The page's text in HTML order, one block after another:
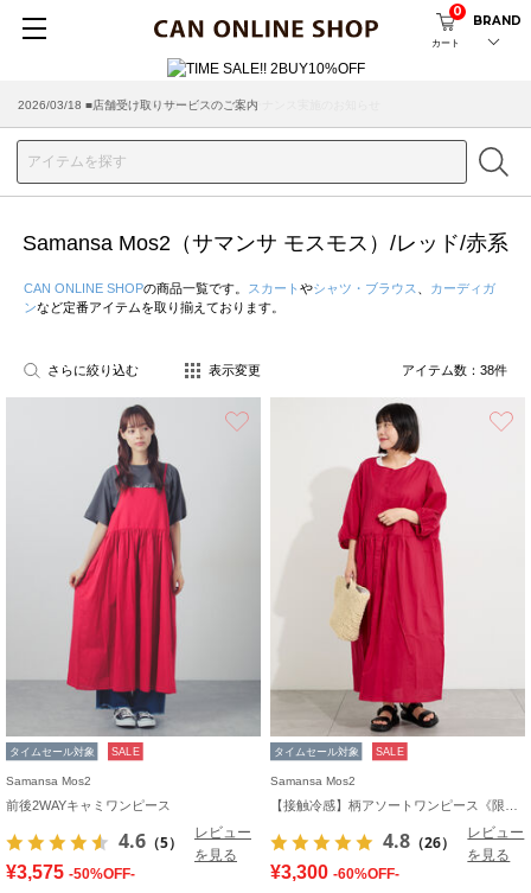
カート
0
BRAND
2026/08/04 ■8/13(木)AM2:00～サイトメンテナンス実施のお知らせ
Samansa Mos2（サマンサ モスモス）/レッド/赤系
CAN ONLINE SHOPの商品一覧です。 スカート やシャツ・ブラウス
カーディガ
ンなど定番アイテムを取り揃えております。
さらに絞り込む 表示変更 アイテム数： 38件
タイムセール対象 SALE
Samansa Mos2
前後2WAYキャミワンピース
4.6 （5）
レビュー
を見る
¥3,575 -50%OFF-
タイムセール対象 SALE
Samansa Mos2
4.8 （26）
レビュー
を見る
¥3,300 -60%OFF-